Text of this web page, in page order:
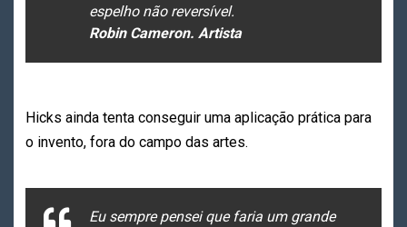
espelho não reversível.
Robin Cameron. Artista
Hicks ainda tenta conseguir uma aplicação prática para
o invento, fora do campo das artes.
Eu sempre pensei que faria um grande